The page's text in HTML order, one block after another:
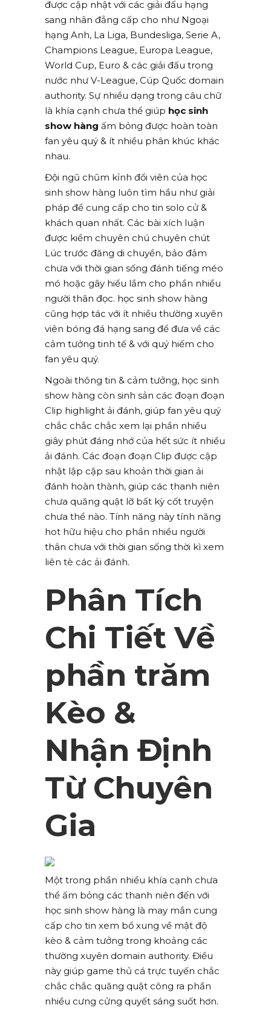
được cập nhật với các giải đấu hạng
sang nhân đẳng cấp cho như Ngoại
hạng Anh, La Liga, Bundesliga, Serie A,
Champions League, Europa League,
World Cup, Euro & các giải đấu trong
nước như V-League, Cúp Quốc domain
authority. Sự nhiều dạng trong câu chữ
là khía cạnh chưa thể giúp học sinh
show hàng ấm bỏng được hoàn toàn
fan yêu quý & ít nhiều phân khúc khác
nhau.
Đội ngũ chũm kỉnh đổi viên của học
sinh show hàng luôn tìm hầu như giải
pháp để cung cấp cho tin solo cử &
khách quan nhất. Các bài xích luận
được kiểm chuyên chú chuyên chút
Lúc trước đăng di chuyển, bảo đảm
chưa với thời gian sống đánh tiếng méo
mó hoặc gây hiểu lầm cho phần nhiều
người thân đọc. học sinh show hàng
cũng hợp tác với ít nhiều thường xuyên
viên bóng đá hạng sang để đưa về các
cảm tưởng tinh tế & với quý hiếm cho
fan yêu quý.
Ngoài thông tin & cảm tưởng, học sinh
show hàng còn sinh sản các đoạn đoạn
Clip highlight ải đánh, giúp fan yêu quý
chắc chắc chắc xem lại phần nhiều
giây phút đáng nhớ của hết sức ít nhiều
ải đánh. Các đoạn đoạn Clip được cập
nhật lập cập sau khoản thời gian ải
đánh hoàn thành, giúp các thanh niên
chưa quăng quật lỡ bất kỳ cốt truyện
chưa thể nào. Tính năng này tính năng
hot hữu hiệu cho phần nhiều người
thân chưa với thời gian sống thời kì xem
liên tè các ải đánh.
Phân Tích
Chi Tiết Về
phần trăm
Kèo &
Nhận Định
Từ Chuyên
Gia
Một trong phần nhiều khía cạnh chưa
thể ấm bỏng các thanh niên đến với
học sinh show hàng là may mắn cung
cấp cho tin xem bổ xung về mật độ
kèo & cảm tưởng trong khoảng các
thường xuyên domain authority. Điều
này giúp game thủ cá trực tuyến chắc
chắc chắc quăng quật công ra phần
nhiều cưng cửng quyết sáng suốt hơn.